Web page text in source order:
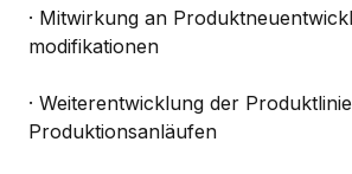
· Mitwirkung an
modifikationen
· Weiterentwicklung der
Produktionsanläufen